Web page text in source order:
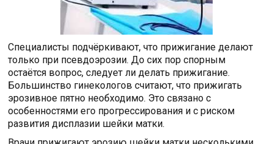
Специалисты подчёркивают, что прижигание делают
только при псевдоэрозии. До сих пор спорным
остаётся вопрос, следует ли делать прижигание.
Большинство гинекологов считают, что прижигать
эрозивное пятно необходимо. Это связано с
особенностями его прогрессирования и с риском
развития дисплазии шейки матки.